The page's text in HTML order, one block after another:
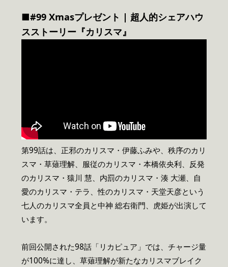
■#99 Xmasプレゼント | 超人的シェアハウ
スストーリー『カリスマ』
第99話は、正邪のカリスマ・伊藤ふみや、秩序のカリ
スマ・草薙理解、服従のカリスマ・本橋依央利、反発
のカリスマ・猿川 慧、内罰のカリスマ・湊 大瀬、自
愛のカリスマ・テラ、性のカリスマ・天堂天彦という
七人のカリスマ全員と中神 総右衛門、虎姫が出演して
います。
前回公開された98話「リカピュア」では、チャージ量
が100%に達し、草薙理解が新たなカリスマブレイク